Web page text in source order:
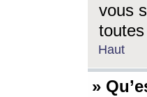
vous
Haut
»